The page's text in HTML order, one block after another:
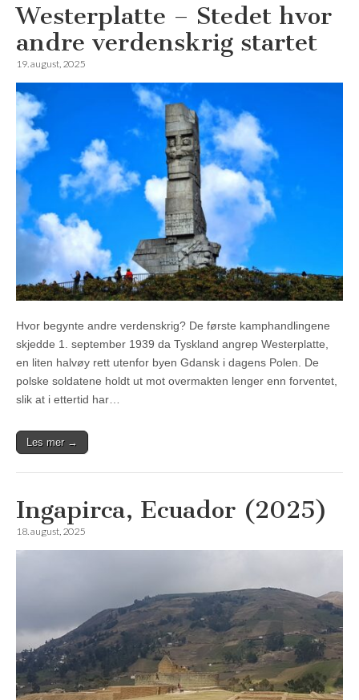
Westerplatte – Stedet hvor
andre verdenskrig startet
19. august, 2025
Hvor begynte andre verdenskrig? De første kamphandlingene
skjedde 1. september 1939 da Tyskland angrep Westerplatte,
en liten halvøy rett utenfor byen Gdansk i dagens Polen. De
polske soldatene holdt ut mot overmakten lenger enn forventet,
slik at i ettertid har…
Les mer →
Ingapirca, Ecuador (2025)
18. august, 2025